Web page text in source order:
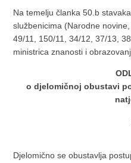
Na temelju članka 50.b
službenicima (Narodne
49/11, 150/11, 34/12, 37/13,
ministrica znanosti i
o djelomičnoj obustavi
Djelomično se obustavlja